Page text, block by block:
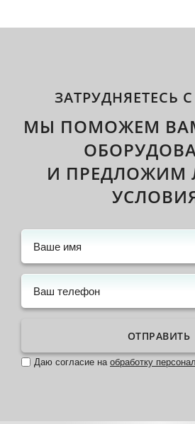
ЗАТРУДНЯЕТЕСЬ
МЫ ПОМОЖЕМ
И ПРЕДЛОЖИМ
ОТПРАВИТЬ
Даю согласие на обработку